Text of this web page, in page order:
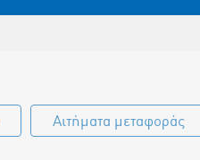
Αιτήματα μεταφοράς